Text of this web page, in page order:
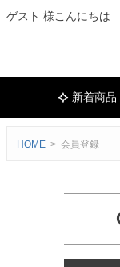
ゲスト 様こんにちは
新着商品
HOME 会員登録